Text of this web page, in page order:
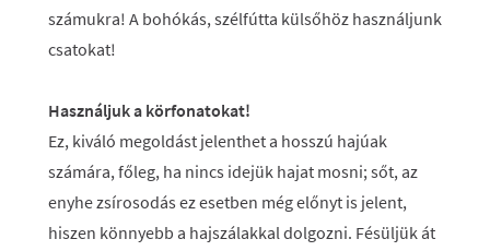
számukra! A bohókás, szélfútta külsőhöz használjunk
csatokat!
Használjuk a körfonatokat!
Ez, kiváló megoldást jelenthet a hosszú hajúak
számára, főleg, ha nincs idejük hajat mosni; sőt, az
enyhe zsírosodás ez esetben még előnyt is jelent,
hiszen könnyebb a hajszálakkal dolgozni. Fésüljük át